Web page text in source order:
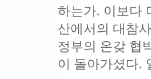
하는가. 이보다
산에서의 대참
정부의 온갖 협
이 돌아가셨다.